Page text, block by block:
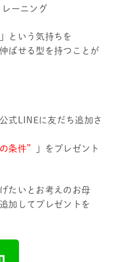
ーニング
という気持ちを
ばせる型を持つことが
公式LINEに友だち追加さ
条件”
」をプレゼント
たいとお考えのお母
加してプレゼントを